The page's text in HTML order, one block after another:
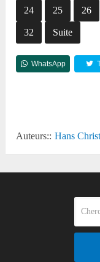
24 25 26
32 Suite
WhatsApp
Auteurs:: Hans